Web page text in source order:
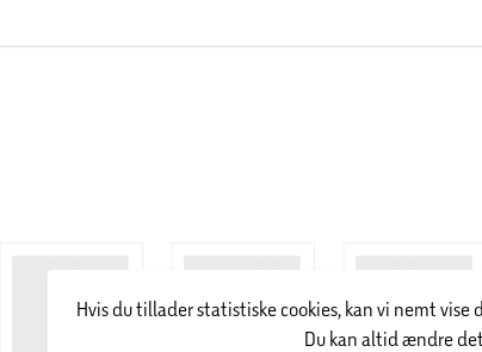
Hvis du tillader statistiske cookies, kan vi nemt
Du kan altid ændre